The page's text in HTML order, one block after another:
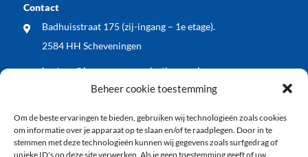
Beheer cookie toestemming
Om de beste ervaringen te bieden, gebruiken wij technologieën zoals cookies
om informatie over je apparaat op te slaan en/of te raadplegen. Door in te
stemmen met deze technologieën kunnen wij gegevens zoals surfgedrag of
unieke ID's op deze site verwerken. Als je geen toestemming geeft of uw
Contact
Badhuisstraat 175 (zij-ingang – 1e etage).
2584 HH Scheveningen
bestuur@bewonersorganisatiewos.nl
WOS dient zienswijze in op voorontwerp Kop
Keizerstraat: blij met vergroening, wel meer aandacht